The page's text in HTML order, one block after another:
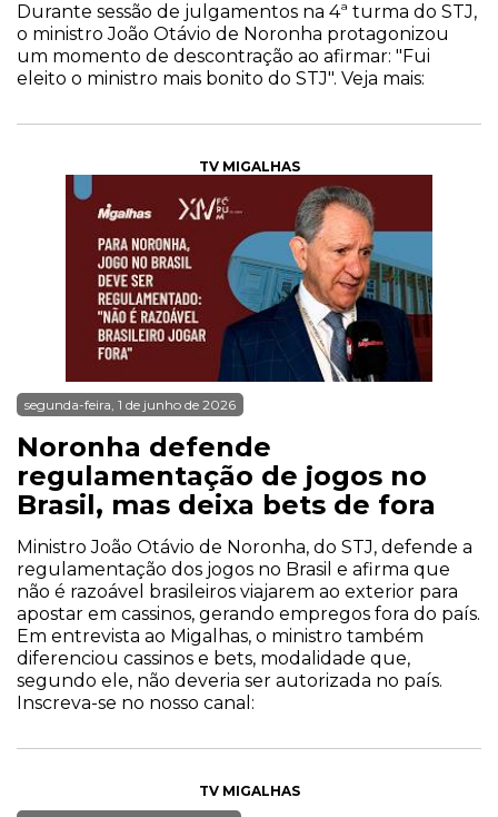
Durante sessão de julgamentos na 4ª turma do STJ,
o ministro João Otávio de Noronha protagonizou
um momento de descontração ao afirmar: "Fui
eleito o ministro mais bonito do STJ". Veja mais:
TV MIGALHAS
segunda-feira, 1 de junho de 2026
Noronha defende
regulamentação de jogos no
Brasil, mas deixa bets de fora
Ministro João Otávio de Noronha, do STJ, defende a
regulamentação dos jogos no Brasil e afirma que
não é razoável brasileiros viajarem ao exterior para
apostar em cassinos, gerando empregos fora do país.
Em entrevista ao Migalhas, o ministro também
diferenciou cassinos e bets, modalidade que,
segundo ele, não deveria ser autorizada no país.
Inscreva-se no nosso canal:
TV MIGALHAS